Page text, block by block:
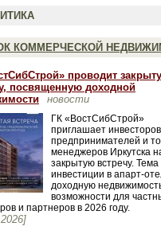
КОММЕРЧЕСКОЙ
проводит
посвященную доходной
новости
ГК «ВостСибСтрой»
приглашает
предпринимателей и
менеджеров Иркутска
закрытую встречу.
инвестиции в апарт-
доходную
возможности для
и партнеров в 2026 году.